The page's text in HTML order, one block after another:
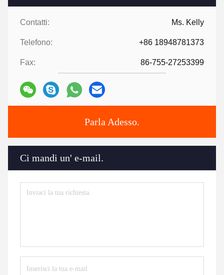
Contatti: Ms. Kelly
Telefono: +86 18948781373
Fax: 86-755-27253399
Parla Adesso.
Ci mandi un' e-mail.